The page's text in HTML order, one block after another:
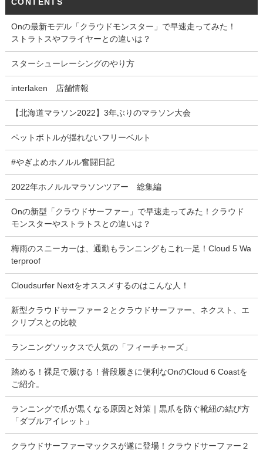
Onの最新モデル「クラウドモンスター」で早速走ってみた！
ストラトスやフライヤーとの違いは？
スターシューレーシングのやり方
interlaken 店舗情報
【北海道マラソン2022】3年ぶりのマラソン大会
ペットボトルが揺れないフリーベルト
#やぎよめホノルル奮闘日記
2022年ホノルルマラソンツアー 総集編
Onの新型「クラウドサーファー」で早速走ってみた！クラウド
モンスターやストラトスとの違いは？
梅雨のスニーカーは、通勤もランニングもこれ一足！Cloud 5 Wa
terproof
Cloudsurfer Nextをオススメするのはこんな人！
新型クラウドサーファー２とクラウドサーファー、ネクスト、エ
クリプスとの比較
ランニングソックスで人気の「フィーチャーズ」
踏める！裸足で履ける！普段履きに便利なOnのCloud 6 Coastを
ご紹介。
ランニングで爪が黒くなる原因と対策｜黒爪を防ぐ靴紐の結び方
「ダブルアイレット」
クラウドサーファーマックスが遂に登場！クラウドサーファー２